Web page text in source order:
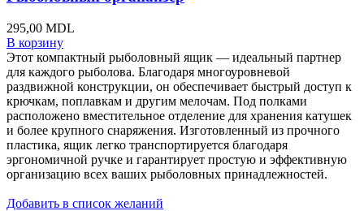
295,00 MDL
В корзину
Этот компактный рыболовный ящик — идеальный партнер
для каждого рыболова. Благодаря многоуровневой
раздвижной конструкции, он обеспечивает быстрый доступ к
крючкам, поплавкам и другим мелочам. Под полками
расположено вместительное отделение для хранения катушек
и более крупного снаряжения. Изготовленный из прочного
пластика, ящик легко транспортируется благодаря
эргономичной ручке и гарантирует простую и эффективную
организацию всех ваших рыболовных принадлежностей.
Добавить в список желаний